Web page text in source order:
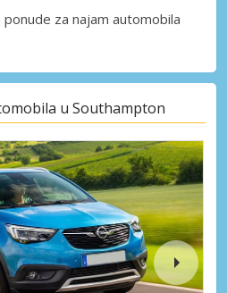
za najam automobila
u Southampton